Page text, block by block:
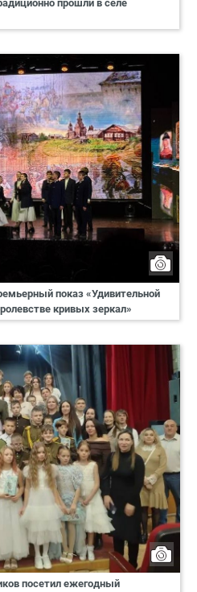
прошли в селе
показ «Удивительной
кривых зеркал»
посетил ежегодный